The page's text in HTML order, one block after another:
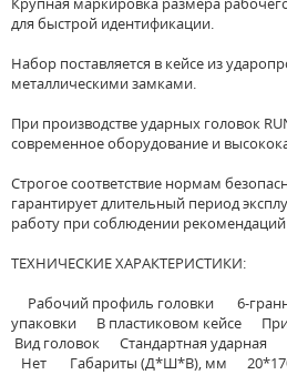
для быстрой идентификации.
Набор поставляется в кейсе из
металлическими замками.
При производстве ударных головок
современное оборудование и
Строгое соответствие нормам
гарантирует длительный период
работу при соблюдении
ТЕХНИЧЕСКИЕ ХАРАКТЕРИСТИКИ:
Рабочий профиль головки 6-
упаковки В пластиковом кейсе
Вид головок Стандартная ударная
Нет Габариты (Д*Ш*В), мм